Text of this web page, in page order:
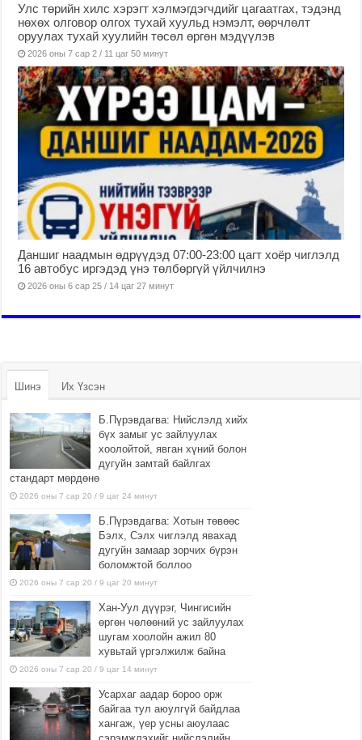
Улс төрийн хилс хэрэгт хэлмэгдэгчдийг цагаатгах, тэдэнд
нөхөх олговор олгох тухай хуульд нэмэлт, өөрчлөлт
оруулах тухай хуулийн төсөл өргөн мэдүүлэв
2026 оны 7 сар 2 / 11 цаг 50 минут
Даншиг наадмын өдрүүдэд 07:00-23:00 цагт хоёр чиглэлд
16 автобус иргэдэд үнэ төлбөргүй үйлчилнэ
2026 оны 6 сар 25 / 14 цаг 27 минут
Шинэ Их Үзсэн
Б.Пүрэвдагва: Нийслэлд хийх
бүх замыг ус зайлуулах
хоолойтой, явган хүний болон
дугуйн замтай байлгах
стандарт мөрдөнө
2026 оны 7 сар 20 / 9 цаг 24 минут
Б.Пүрэвдагва: Хотын төвөөс
Бэлх, Сэлх чиглэлд явахад
дугуйн замаар зорчих бүрэн
боломжтой боллоо
2026 оны 7 сар 20 / 9 цаг 20 минут
Хан-Уул дүүрэг, Чингисийн
өргөн чөлөөний ус зайлуулах
шугам хоолойн ажил 80
хувьтай үргэлжилж байна
2026 оны 7 сар 20 / 9 цаг 14 минут
Усархаг аадар бороо орж
байгаа тул аюулгүй байдлаа
хангаж, үер усны аюулаас